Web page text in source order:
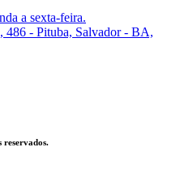
a sexta-feira.
486 - Pituba, Salvador - BA,
reservados.